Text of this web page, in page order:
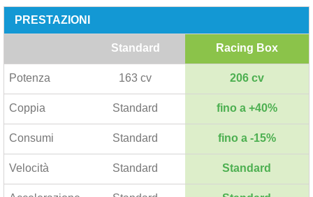
PRESTAZIONI
Standard Racing Box
Potenza 163 cv 206 cv
Coppia Standard fino a +40%
Consumi Standard fino a -15%
Velocità Standard Standard